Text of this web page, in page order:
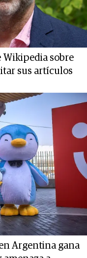
Wikipedia sobre
sus artículos
Argentina gana